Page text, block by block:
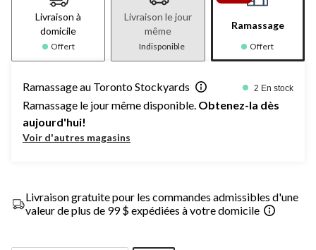
Livraison à
domicile
Offert
Livraison le jour
même
Indisponible
Ramassage
Offert
Ramassage au Toronto Stockyards 2 En stock
Ramassage le jour même disponible. Obtenez-la dès
aujourd'hui!
Voir d'autres magasins
Livraison gratuite pour les commandes admissibles d'une
valeur de plus de 99 $ expédiées à votre domicile